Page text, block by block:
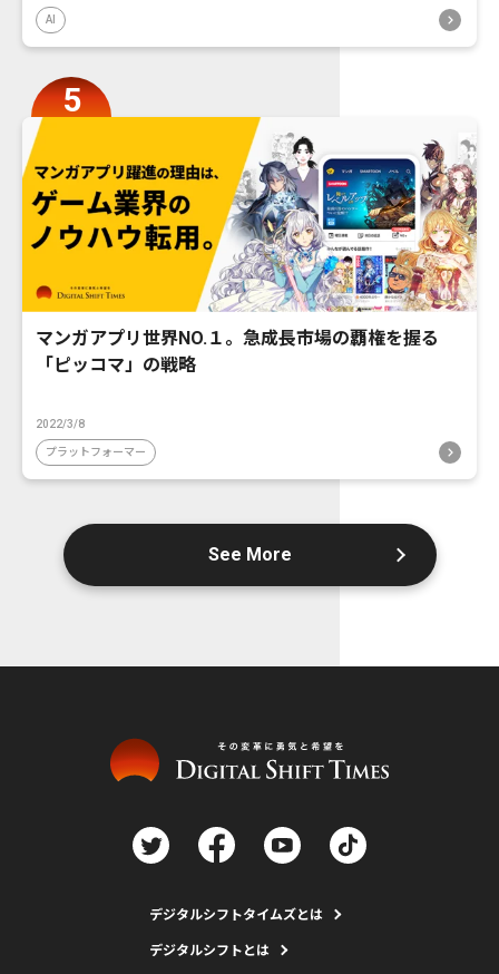
AI
マンガアプリ世界NO.１。急成長市場の覇権を握る
「ピッコマ」の戦略
2022/3/8
プラットフォーマー
See More
デジタルシフトタイムズとは
デジタルシフトとは